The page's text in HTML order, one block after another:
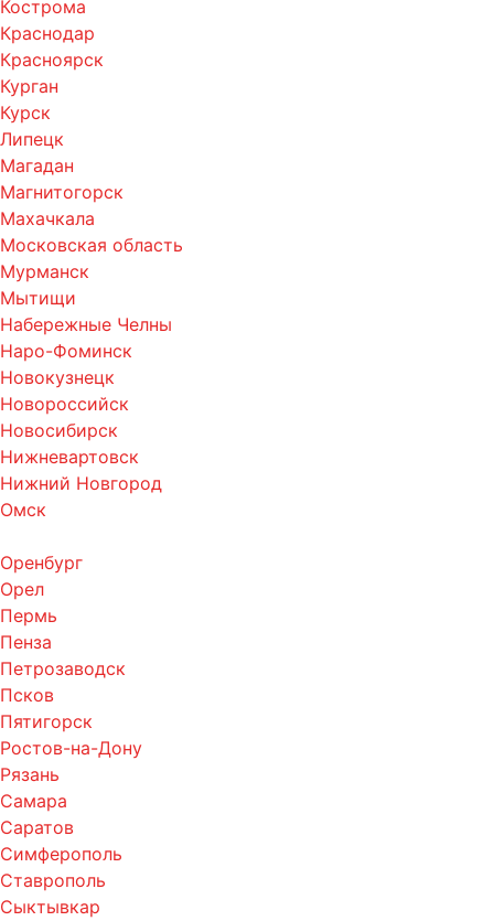
Кострома
Краснодар
Красноярск
Курган
Курск
Липецк
Магадан
Магнитогорск
Махачкала
Московская область
Мурманск
Мытищи
Набережные Челны
Наро-Фоминск
Новокузнецк
Новороссийск
Новосибирск
Нижневартовск
Нижний Новгород
Омск
Оренбург
Орел
Пермь
Пенза
Петрозаводск
Псков
Пятигорск
Ростов-на-Дону
Рязань
Самара
Саратов
Симферополь
Ставрополь
Сыктывкар